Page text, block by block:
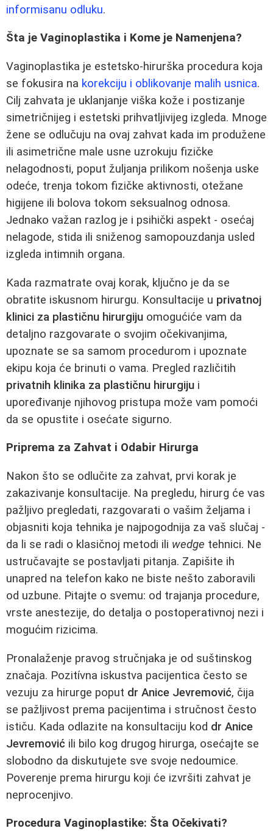
informisanu odluku.
Šta je Vaginoplastika i Kome je Namenjena?
Vaginoplastika je estetsko-hirurška procedura koja
se fokusira na korekciju i oblikovanje malih usnica.
Cilj zahvata je uklanjanje viška kože i postizanje
simetričnijeg i estetski prihvatljivijeg izgleda. Mnoge
žene se odlučuju na ovaj zahvat kada im produžene
ili asimetrične male usne uzrokuju fizičke
nelagodnosti, poput žuljanja prilikom nošenja uske
odeće, trenja tokom fizičke aktivnosti, otežane
higijene ili bolova tokom seksualnog odnosa.
Jednako važan razlog je i psihički aspekt - osećaj
nelagode, stida ili sniženog samopouzdanja usled
izgleda intimnih organa.
Kada razmatrate ovaj korak, ključno je da se
obratite iskusnom hirurgu. Konsultacije u privatnoj
klinici za plastičnu hirurgiju omogućiće vam da
detaljno razgovarate o svojim očekivanjima,
upoznate se sa samom procedurom i upoznate
ekipu koja će brinuti o vama. Pregled različitih
privatnih klinika za plastičnu hirurgiju i
upoređivanje njihovog pristupa može vam pomoći
da se opustite i osećate sigurno.
Priprema za Zahvat i Odabir Hirurga
Nakon što se odlučite za zahvat, prvi korak je
zakazivanje konsultacije. Na pregledu, hirurg će vas
pažljivo pregledati, razgovarati o vašim željama i
objasniti koja tehnika je najpogodnija za vaš slučaj -
da li se radi o klasičnoj metodi ili wedge tehnici. Ne
ustručavajte se postavljati pitanja. Zapišite ih
unapred na telefon kako ne biste nešto zaboravili
od uzbune. Pitajte o svemu: od trajanja procedure,
vrste anestezije, do detalja o postoperativnoj nezi i
mogućim rizicima.
Pronalaženje pravog stručnjaka je od suštinskog
značaja. Pozitívna iskustva pacijentica često se
vezuju za hirurge poput dr Anice Jevremović, čija
se pažljivost prema pacijentima i stručnost često
ističu. Kada odlazite na konsultaciju kod dr Anice
Jevremović ili bilo kog drugog hirurga, osećajte se
slobodno da diskutujete sve svoje nedoumice.
Poverenje prema hirurgu koji će izvršiti zahvat je
neprocenjivo.
Procedura Vaginoplastike: Šta Očekivati?